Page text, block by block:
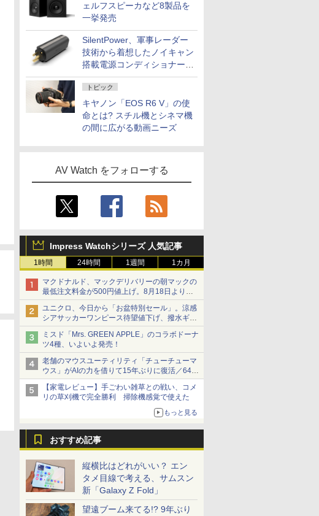
ェルフスピーカなど8製品を
一挙発売
SilentPower、軍事レーダー
技術から着想したノイキャン
搭載電源コンディショナー
「AC iPurifier2」
トピック
キヤノン「EOS R6 V」の使
命とは? スチル機とシネマ機
の間に広がる動画ニーズ
AV Watch をフォローする
Impress Watchシリーズ 人気記事
1時間 24時間 1週間 1カ月
マクドナルド、マックデリバリーの朝マックの
最低注文料金が500円値上げ。8月18日より
1,500円から受付
ユニクロ、今日から「お盆特別セール」。涼感
シアサッカーワンピース待望値下げ、撥水ギア
ショーツは1990円に
ミスド「Mrs. GREEN APPLE」のコラボドーナ
ツ4種、いよいよ発売！
老舗のマウスユーティリティ「チューチューマ
ウス」がAIの力を借りて15年ぶりに復活／64bit
化、Windows 10/11、「Chrome」も走り回
る。復活記念で2026年末まで500円
【家電レビュー】手ごわい雑草との戦い、コメ
リの草刈機で完全勝利 掃除機感覚で使えた
もっと見る
おすすめ記事
縦横比はどれがいい？ エン
タメ目線で考える、サムスン
新「Galaxy Z Fold」
望遠ブーム来てる!? 9年ぶり